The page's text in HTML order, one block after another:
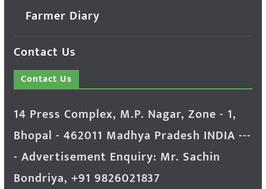
Farmer Diary
Contact Us
Contact Us
14 Press Complex, M.P. Nagar, Zone - 1,
Bhopal - 462011 Madhya Pradesh INDIA ---
- Advertisement Enquiry: Mr. Sachin
Bondriya, +91 9826021837